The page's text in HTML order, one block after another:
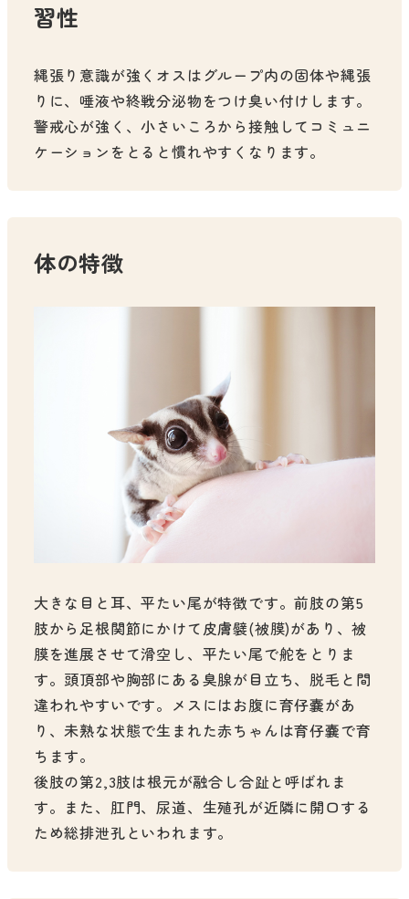
習性
縄張り意識が強くオスはグループ内の固体や縄張
りに、唾液や終戦分泌物をつけ臭い付けします。
警戒心が強く、小さいころから接触してコミュニ
ケーションをとると慣れやすくなります。
体の特徴
大きな目と耳、平たい尾が特徴です。前肢の第5
肢から足根関節にかけて皮膚襞(被膜)があり、被
膜を進展させて滑空し、平たい尾で舵をとりま
す。頭頂部や胸部にある臭腺が目立ち、脱毛と間
違われやすいです。メスにはお腹に育仔嚢があ
り、未熟な状態で生まれた赤ちゃんは育仔嚢で育
ちます。
後肢の第2,3肢は根元が融合し合趾と呼ばれま
す。また、肛門、尿道、生殖孔が近隣に開口する
ため総排泄孔といわれます。